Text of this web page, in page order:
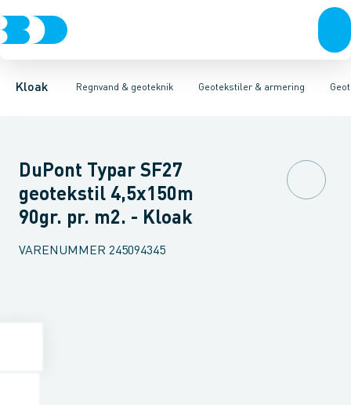
Kloak Regnvand & geoteknik
Rør & fittingsBrønde Brøndgods Linjeafvanding Tanke,
Geotekstiler & armering
Faskiner Geotekstiler & armering
GeotekstilerGeo & armeringsnet Radonsikring
DuPont Typar SF27
geotekstil 4,5x150m
90gr. pr. m2. - Kloak
VARENUMMER 245094345